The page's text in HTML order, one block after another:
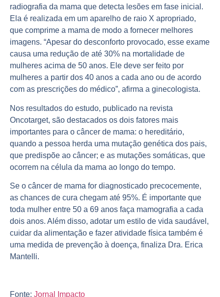
radiografia da mama que detecta lesões em fase inicial.
Ela é realizada em um aparelho de raio X apropriado,
que comprime a mama de modo a fornecer melhores
imagens. “Apesar do desconforto provocado, esse exame
causa uma redução de até 30% na mortalidade de
mulheres acima de 50 anos. Ele deve ser feito por
mulheres a partir dos 40 anos a cada ano ou de acordo
com as prescrições do médico”, afirma a ginecologista.
Nos resultados do estudo, publicado na revista
Oncotarget, são destacados os dois fatores mais
importantes para o câncer de mama: o hereditário,
quando a pessoa herda uma mutação genética dos pais,
que predispõe ao câncer; e as mutações somáticas, que
ocorrem na célula da mama ao longo do tempo.
Se o câncer de mama for diagnosticado precocemente,
as chances de cura chegam até 95%. É importante que
toda mulher entre 50 a 69 anos faça mamografia a cada
dois anos. Além disso, adotar um estilo de vida saudável,
cuidar da alimentação e fazer atividade física também é
uma medida de prevenção à doença, finaliza Dra. Erica
Mantelli.
Fonte: Jornal Impacto